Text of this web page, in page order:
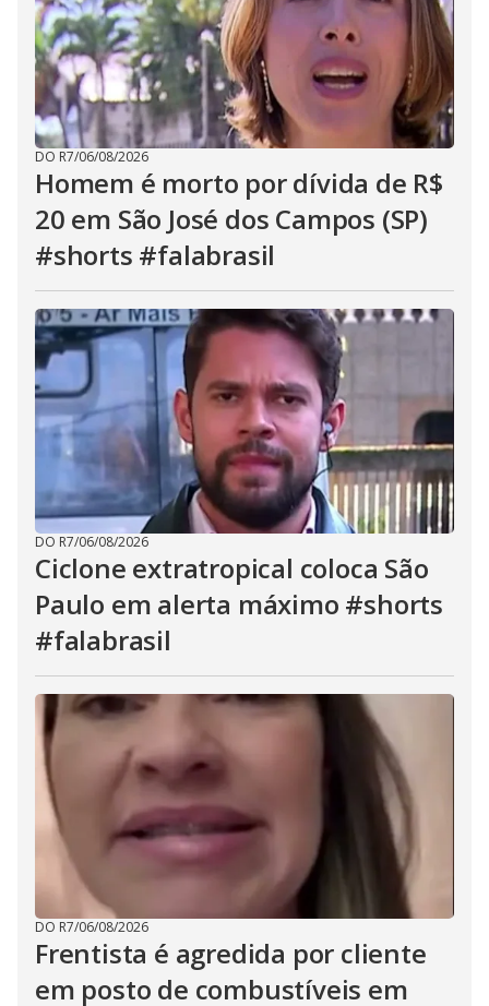
DO R7/06/08/2026
Homem é morto por dívida de R$
20 em São José dos Campos (SP)
#shorts #falabrasil
DO R7/06/08/2026
Ciclone extratropical coloca São
Paulo em alerta máximo #shorts
#falabrasil
DO R7/06/08/2026
Frentista é agredida por cliente
em posto de combustíveis em